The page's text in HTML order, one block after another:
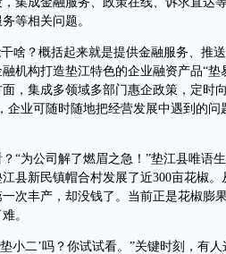
等相关问题。
？概括起来就是提供金融服务、推送
机构打造垫江特色的企业融资产品“垫
，集成多领域多部门惠企政策，定时
企业可随时随地把经营发展中遇到的
为公司解了燃眉之急！”垫江县唯语
县新民镇帽合村发展了近300亩花椒
次丰产，却没钱了。当前正是花椒膨
。
二’吗？你试试看。”关键时刻，有人